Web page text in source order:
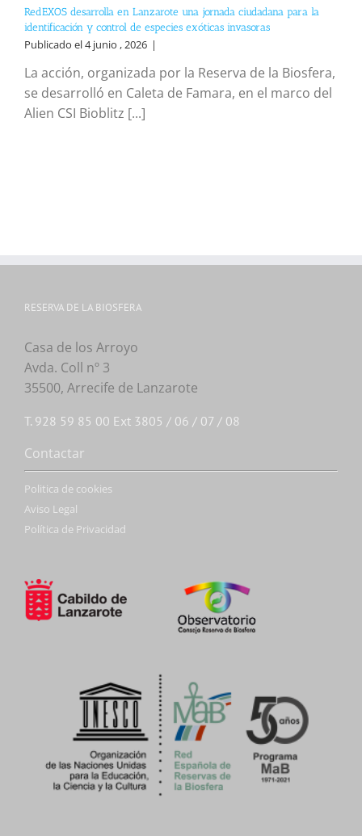
RedEXOS desarrolla en Lanzarote una jornada ciudadana para la
identificación y control de especies exóticas invasoras
Publicado el 4 junio , 2026 |
La acción, organizada por la Reserva de la Biosfera,
se desarrolló en Caleta de Famara, en el marco del
Alien CSI Bioblitz [...]
RESERVA DE LA BIOSFERA
Casa de los Arroyo
Avda. Coll nº 3
35500, Arrecife de Lanzarote
T. 928 59 85 00 Ext 3805 / 06 / 07 / 08
Contactar
Politica de cookies
Aviso Legal
Política de Privacidad